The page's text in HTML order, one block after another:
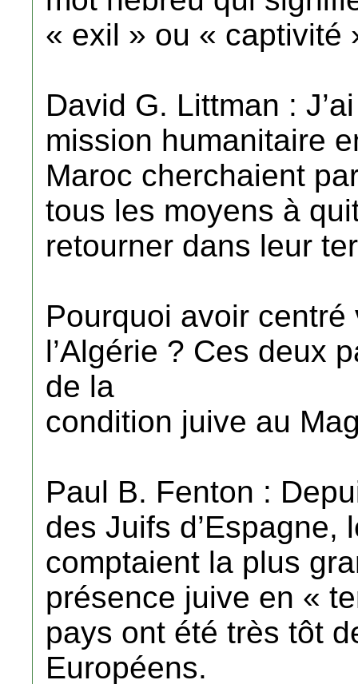
« exil » ou « captivité
David G. Littman :
mission humanitaire
Maroc cherchaient
tous les moyens à
retourner dans leur
Pourquoi avoir
l’Algérie ? Ces deux
de la
condition juive au
Paul B. Fenton :
des Juifs d’Espagne,
comptaient la plus
présence juive en «
pays ont été très tôt
Européens.